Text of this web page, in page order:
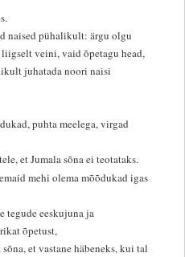
naised pühalikult: ärgu olgu
veini, vaid õpetagu head,
juhatada noori naisi
puhta meelega, virgad
et Jumala sõna ei teotataks.
mehi olema mõõdukad igas
tegude eeskujuna ja
õpetust,
et vastane häbeneks, kui tal